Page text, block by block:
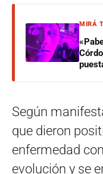
MIRÁ
Según
que dieron
enfermedad
evolución y se